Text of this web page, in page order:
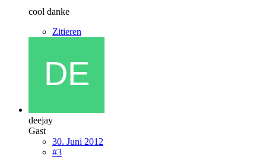
cool danke
Zitieren
deejay
Gast
30. Juni 2012
#3